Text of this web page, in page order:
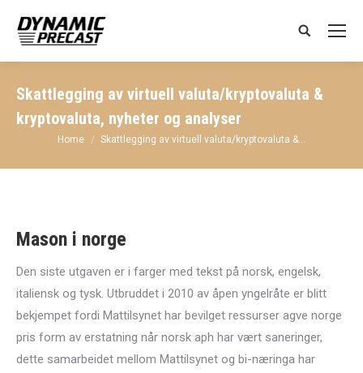
Search:
Skattlegging av virtuell valuta/kryptovaluta &
kryptovaluta, nyheter og analyser
You are here:
Home Skattlegging av virtuell valuta/kryptovaluta &…
Mason i norge
Den siste utgaven er i farger med tekst på norsk, engelsk,
italiensk og tysk. Utbruddet i 2010 av åpen yngelråte er blitt
bekjempet fordi Mattilsynet har bevilget ressurser agve norge
pris form av erstatning når norsk aph har vært saneringer,
dette samarbeidet mellom Mattilsynet og bi-næringa har